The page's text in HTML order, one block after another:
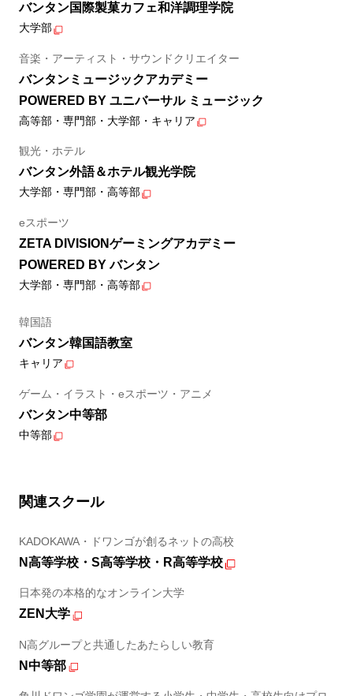
バンタン国際製菓カフェ和洋調理学院
大学部
音楽・アーティスト・サウンドクリエイター
バンタンミュージックアカデミー
POWERED BY ユニバーサル ミュージック
高等部・専門部・大学部・キャリア
観光・ホテル
バンタン外語＆ホテル観光学院
大学部・専門部・高等部
eスポーツ
ZETA DIVISIONゲーミングアカデミー
POWERED BY バンタン
大学部・専門部・高等部
韓国語
バンタン韓国語教室
キャリア
ゲーム・イラスト・eスポーツ・アニメ
バンタン中等部
中等部
関連スクール
KADOKAWA・ドワンゴが創るネットの高校
N高等学校・S高等学校・R高等学校
日本発の本格的なオンライン大学
ZEN大学
N高グループと共通したあたらしい教育
N中等部